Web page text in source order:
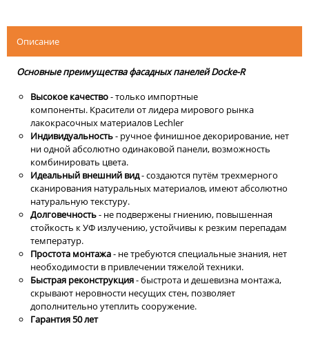
Описание
Основные преимущества фасадных панелей Docke-R
Высокое качество- только импортные
компоненты. Красители от лидера мирового рынка
лакокрасочных материалов Lechler
Индивидуальность- ручное финишное декорирование, нет
ни одной абсолютно одинаковой панели, возможность
комбинировать цвета.
Идеальный внешний вид- создаются путём трехмерного
сканирования натуральных материалов, имеют абсолютно
натуральную текстуру.
Долговечность- не подвержены гниению, повышенная
стойкость к УФ излучению, устойчивы к резким перепадам
температур.
Простота монтажа- не требуются специальные знания, нет
необходимости в привлечении тяжелой техники.
Быстрая реконструкция- быстрота и дешевизна монтажа,
скрывают неровности несущих стен, позволяет
дополнительно утеплить сооружение.
Гарантия 50 лет